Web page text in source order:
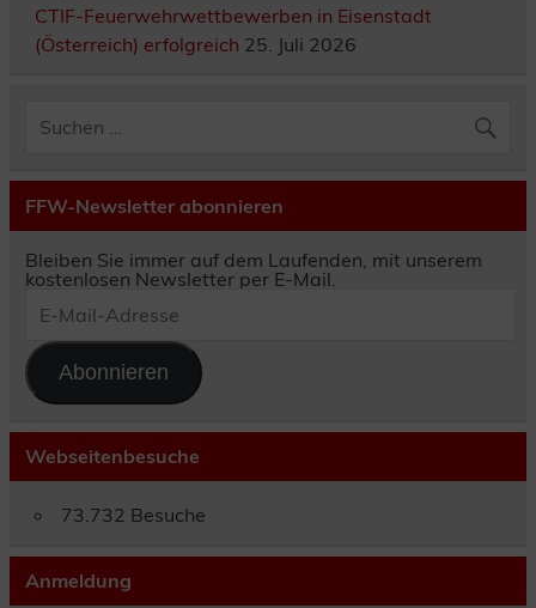
CTIF-Feuerwehrwettbewerben in Eisenstadt
(Österreich) erfolgreich 25. Juli 2026
FFW-Newsletter abonnieren
Bleiben Sie immer auf dem Laufenden, mit unserem
kostenlosen Newsletter per E-Mail.
Mail-
Abonnieren
Webseitenbesuche
73.732 Besuche
Anmeldung